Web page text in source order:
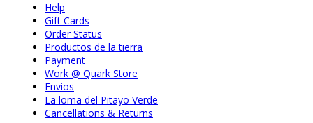
Help
Gift Cards
Order Status
Productos de la tierra
Payment
Work @ Quark Store
Envios
La loma del Pitayo Verde
Cancellations & Returns